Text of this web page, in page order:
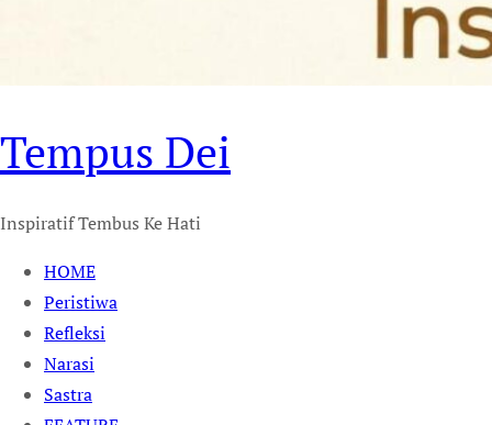
Tempus Dei
Inspiratif Tembus Ke Hati
HOME
Peristiwa
Refleksi
Narasi
Sastra